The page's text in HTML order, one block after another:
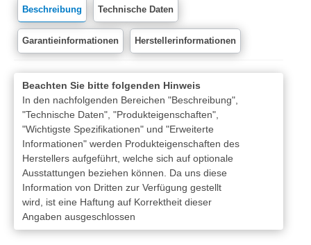
Beschreibung Technische Daten
Garantieinformationen Herstellerinformationen
Beachten Sie bitte folgenden Hinweis
In den nachfolgenden Bereichen "Beschreibung",
"Technische Daten", "Produkteigenschaften",
"Wichtigste Spezifikationen" und "Erweiterte
Informationen" werden Produkteigenschaften des
Herstellers aufgeführt, welche sich auf optionale
Ausstattungen beziehen können. Da uns diese
Information von Dritten zur Verfügung gestellt
wird, ist eine Haftung auf Korrektheit dieser
Angaben ausgeschlossen